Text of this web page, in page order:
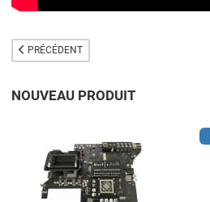
ARTICLE PRÉCÉDENT : RÉPARATION
PRÉCÉDENT
NOUVEAU PRODUIT
Add
Add